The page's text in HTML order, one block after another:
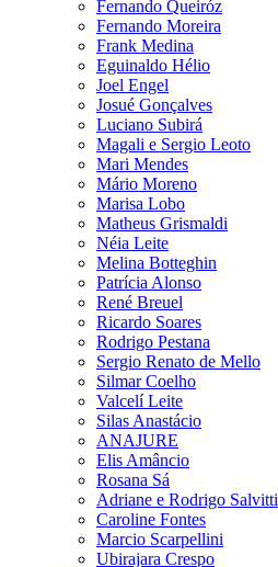
Fernando Queiróz
Fernando Moreira
Frank Medina
Eguinaldo Hélio
Joel Engel
Josué Gonçalves
Luciano Subirá
Magali e Sergio Leoto
Mari Mendes
Mário Moreno
Marisa Lobo
Matheus Grismaldi
Néia Leite
Melina Botteghin
Patrícia Alonso
René Breuel
Ricardo Soares
Rodrigo Pestana
Sergio Renato de Mello
Silmar Coelho
Valcelí Leite
Silas Anastácio
ANAJURE
Elis Amâncio
Rosana Sá
Adriane e Rodrigo Salvitti
Caroline Fontes
Marcio Scarpellini
Ubirajara Crespo